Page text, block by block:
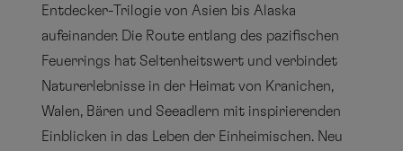
Entdecker-Trilogie von Asien bis Alaska
aufeinander. Die Route entlang des pazifischen
Feuerrings hat Seltenheitswert und verbindet
Naturerlebnisse in der Heimat von Kranichen,
Walen, Bären und Seeadlern mit inspirierenden
Einblicken in das Leben der Einheimischen. Neu